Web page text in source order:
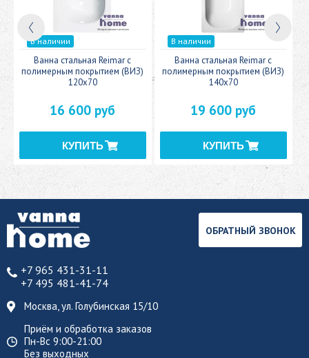
В наличии
Ванна стальная Reimar с
полимерным покрытием (ВИЗ)
120x70
16 600 руб
В наличии
Ванна стальная Reimar с
полимерным покрытием (ВИЗ)
140x70
19 600 руб
+7 965 431-31-11
+7 495 481-41-74
Москва, ул. Голубинская 15/10
Приём и обработка заказов
Пн-Вс 9:00-21:00
Без выходных
ОБРАТНЫЙ ЗВОНОК